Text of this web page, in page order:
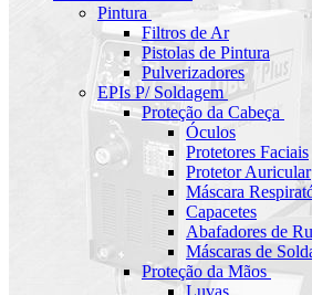
Pintura
Filtros de Ar
Pistolas de Pintura
Pulverizadores
EPIs P/ Soldagem
Proteção da Cabeça
Óculos
Protetores Faciais
Protetor Auricular
Máscara
Capacetes
Abafadores de
Máscaras de
Proteção da Mãos